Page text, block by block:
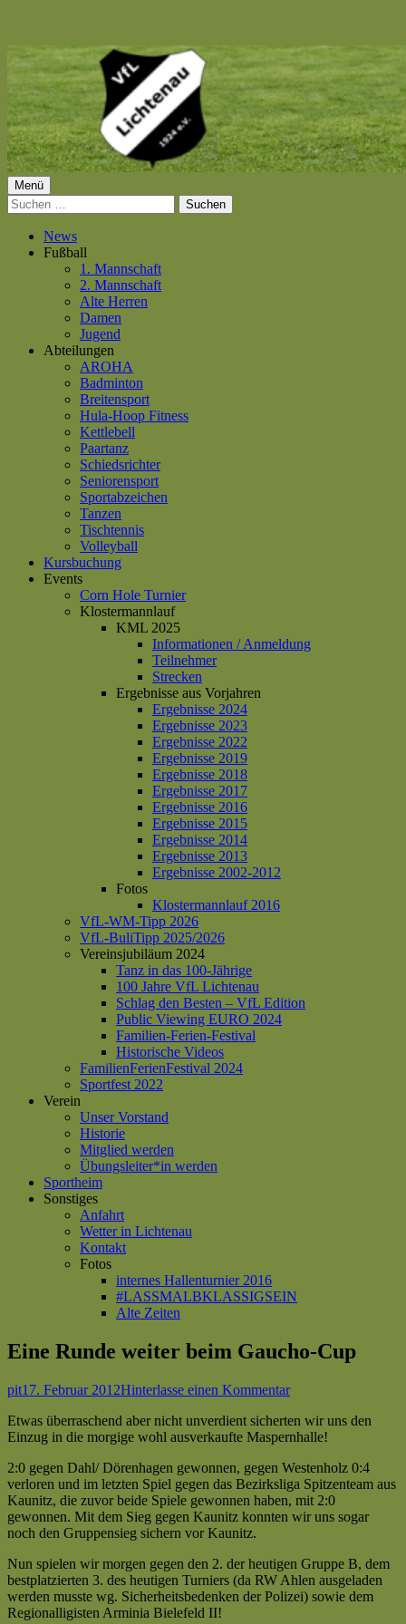
Springe
zum
Inhalt
VfL Lichtenau 1924 e.V.
Primäres
Menü
Menü
Suchen
nach:
News
Fußball
1. Mannschaft
2. Mannschaft
Alte Herren
Damen
Jugend
Abteilungen
AROHA
Badminton
Breitensport
Hula-Hoop Fitness
Kettlebell
Paartanz
Schiedsrichter
Seniorensport
Sportabzeichen
Tanzen
Tischtennis
Volleyball
Kursbuchung
Events
Corn Hole Turnier
Klostermannlauf
KML 2025
Informationen / Anmeldung
Teilnehmer
Strecken
Ergebnisse aus Vorjahren
Ergebnisse 2024
Ergebnisse 2023
Ergebnisse 2022
Ergebnisse 2019
Ergebnisse 2018
Ergebnisse 2017
Ergebnisse 2016
Ergebnisse 2015
Ergebnisse 2014
Ergebnisse 2013
Ergebnisse 2002-2012
Fotos
Klostermannlauf 2016
VfL-WM-Tipp 2026
VfL-BuliTipp 2025/2026
Vereinsjubiläum 2024
Tanz in das 100-Jährige
100 Jahre VfL Lichtenau
Schlag den Besten – VfL Edition
Public Viewing EURO 2024
Familien-Ferien-Festival
Historische Videos
FamilienFerienFestival 2024
Sportfest 2022
Verein
Unser Vorstand
Historie
Mitglied werden
Übungsleiter*in werden
Sportheim
Sonstiges
Anfahrt
Wetter in Lichtenau
Kontakt
Fotos
internes Hallenturnier 2016
#LASSMALBKLASSIGSEIN
Alte Zeiten
Eine Runde weiter beim Gaucho-Cup
Autor
pitVeröffentlicht
17. Februar 2012Hinterlasse einen Kommentarzu
Runde
weiter
Gaucho-
Cup
Etwas überraschend aber nicht unverdient sicherten wir uns den
Einzug in die morgige wohl ausverkaufte Maspernhalle!
2:0 gegen Dahl/ Dörenhagen gewonnen, gegen Westenholz 0:4
verloren und im letzten Spiel gegen das Bezirksliga Spitzenteam aus
Kaunitz, die zuvor beide Spiele gewonnen haben, mit 2:0
gewonnen. Mit dem Sieg gegen Kaunitz konnten wir uns sogar
noch den Gruppensieg sichern vor Kaunitz.
Nun spielen wir morgen gegen den 2. der heutigen Gruppe B, dem
bestplatzierten 3. des heutigen Turniers (da RW Ahlen ausgeladen
werden musste wg. Sicherheitsbedenken der Polizei) sowie dem
Regionalligisten Arminia Bielefeld II!